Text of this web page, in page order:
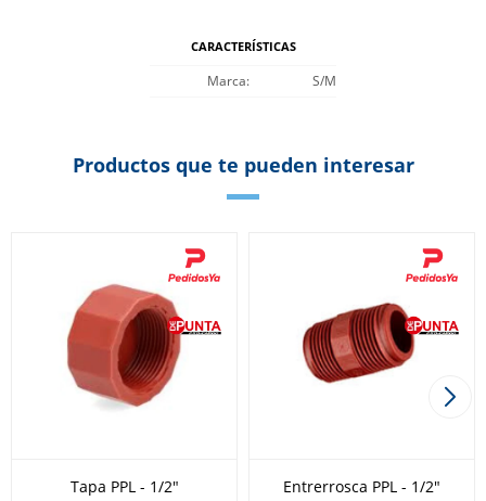
CARACTERÍSTICAS
Marca S/M
Productos que te pueden interesar
Tapa PPL - 1/2" Entrerrosca PPL - 1/2"